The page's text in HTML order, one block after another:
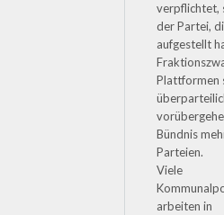
verpflichtet,
der Partei,
aufgestellt
Plattformen
Bündnis
Parteien.
Viele
arbeiten in